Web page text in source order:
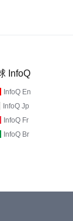
InfoQ
InfoQ En
InfoQ Jp
InfoQ Fr
InfoQ Br